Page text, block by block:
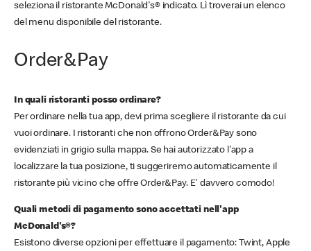
seleziona il ristorante McDonald's® indicato. Lì troverai un elenco
del menu disponibile del ristorante.
Order&Pay
In quali ristoranti posso ordinare?
Per ordinare nella tua app, devi prima scegliere il ristorante da cui
vuoi ordinare. I ristoranti che non offrono Order&Pay sono
evidenziati in grigio sulla mappa. Se hai autorizzato l'app a
localizzare la tua posizione, ti suggeriremo automaticamente il
ristorante più vicino che offre Order&Pay. E' davvero comodo!
Quali metodi di pagamento sono accettati nell'app
McDonald's®?
Esistono diverse opzioni per effettuare il pagamento: Twint, Apple